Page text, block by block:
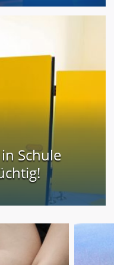
Schule